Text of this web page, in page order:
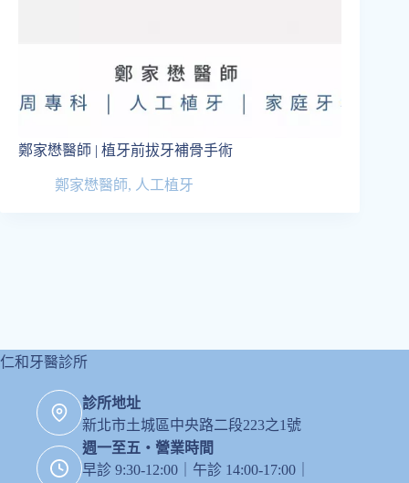
鄭家懋醫師 | 植牙前拔牙補骨手術
鄭家懋醫師, 人工植牙
仁和牙醫診所
診所地址
新北市土城區中央路二段223之1號
週一至五・營業時間
早診 9:30-12:00｜午診 14:00-17:00｜